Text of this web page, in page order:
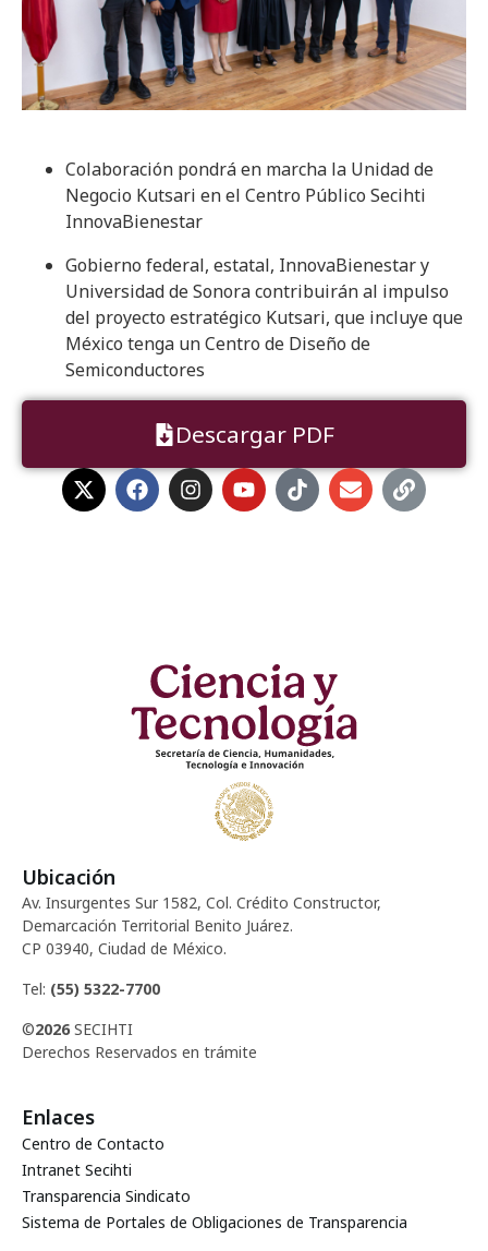
Colaboración pondrá en marcha la Unidad de
Negocio Kutsari en el Centro Público Secihti
InnovaBienestar
Gobierno federal, estatal, InnovaBienestar y
Universidad de Sonora contribuirán al impulso
del proyecto estratégico Kutsari, que incluye que
México tenga un Centro de Diseño de
Semiconductores
Descargar PDF
Ubicación
Av. Insurgentes Sur 1582, Col. Crédito Constructor,
Demarcación Territorial Benito Juárez.
CP 03940, Ciudad de México.
Tel: (55) 5322-7700
©2026 SECIHTI
Derechos Reservados en trámite
Enlaces
Centro de Contacto
Intranet Secihti
Transparencia Sindicato
Sistema de Portales de Obligaciones de Transparencia